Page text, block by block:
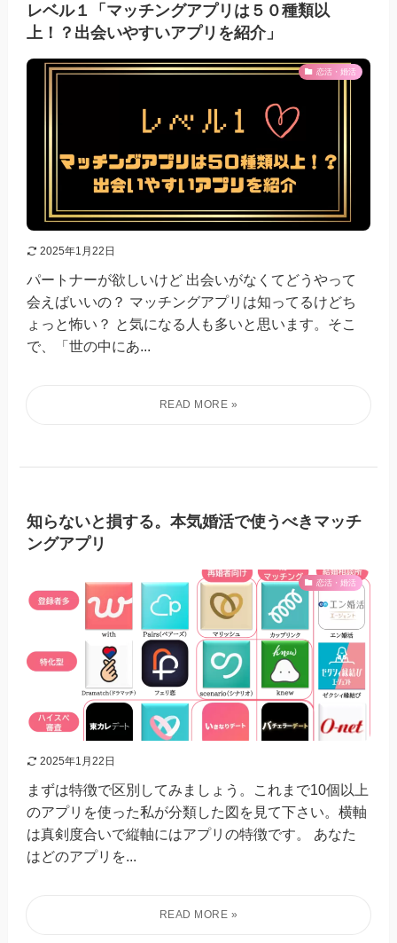
レベル１「マッチングアプリは５０種類以
上！？出会いやすいアプリを紹介」
恋活・婚活
2025年1月22日
パートナーが欲しいけど 出会いがなくてどうやって
会えばいいの？ マッチングアプリは知ってるけどち
ょっと怖い？ と気になる人も多いと思います。そこ
で、「世の中にあ...
知らないと損する。本気婚活で使うべきマッチ
ングアプリ
恋活・婚活
2025年1月22日
まずは特徴で区別してみましょう。これまで10個以上
のアプリを使った私が分類した図を見て下さい。横軸
は真剣度合いで縦軸にはアプリの特徴です。 あなた
はどのアプリを...